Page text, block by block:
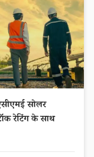
सोलर
रेटिंग के साथ